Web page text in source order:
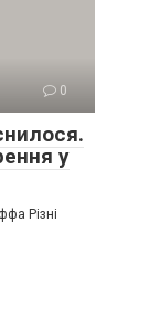
0
у
Різні